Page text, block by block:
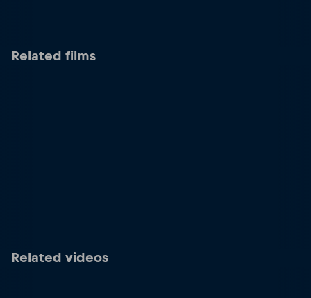
Related films
Related videos